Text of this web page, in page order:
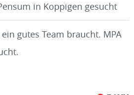
in Koppigen gesucht
gutes Team braucht. MPA